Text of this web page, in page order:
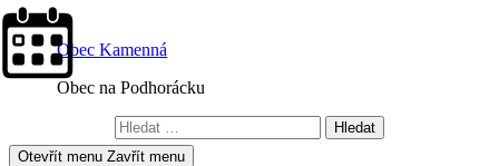
Skip
to
contentObec Kamenná
Obec na Podhorácku
Vyhledávání
Otevřít menu Zavřít menu